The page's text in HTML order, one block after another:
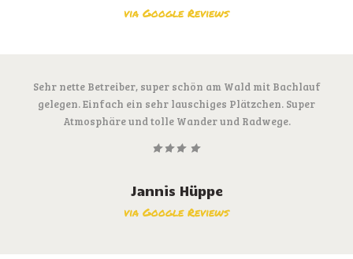
via Google Reviews
Sehr nette Betreiber, super schön am Wald mit Bachlauf
gelegen. Einfach ein sehr lauschiges Plätzchen. Super
Atmosphäre und tolle Wander und Radwege.
Jannis Hüppe
via Google Reviews